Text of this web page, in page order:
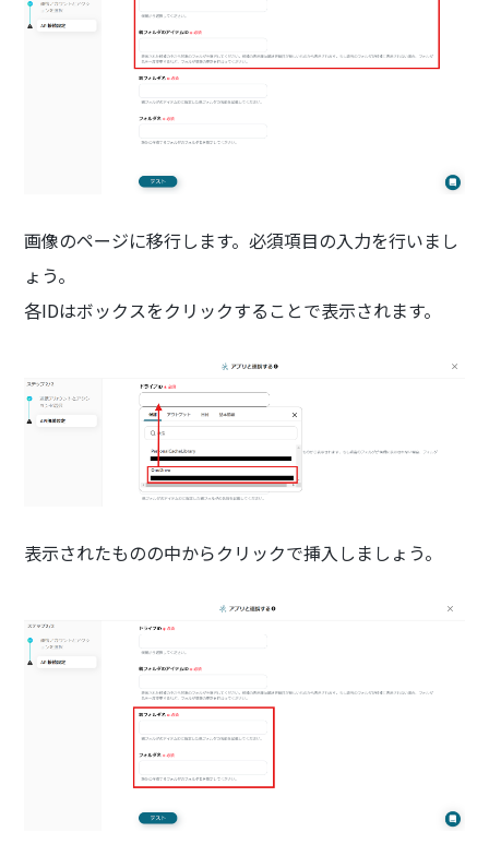
画像のページに移行します。必須項目の入力を行いまし
ょう。
各IDはボックスをクリックすることで表示されます。
表示されたものの中からクリックで挿入しましょう。